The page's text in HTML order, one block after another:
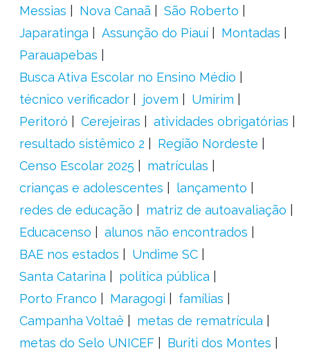
Messias Nova Canaã
São Roberto
Japaratinga
Assunção do Piauí
Montadas
Parauapebas
Busca Ativa Escolar no Ensino Médio
técnico verificador
jovem
Umirim
Peritoró
Cerejeiras
atividades obrigatórias
resultado sistêmico 2
Região Nordeste
Censo Escolar 2025
matrículas
crianças e adolescentes
lançamento
redes de educação
matriz de autoavaliação
Educacenso
alunos não encontrados
BAE nos estados
Undime SC
Santa Catarina
política pública
Porto Franco
Maragogi
famílias
Campanha Voltaê
metas de rematrícula
metas do Selo UNICEF
Buriti dos Montes